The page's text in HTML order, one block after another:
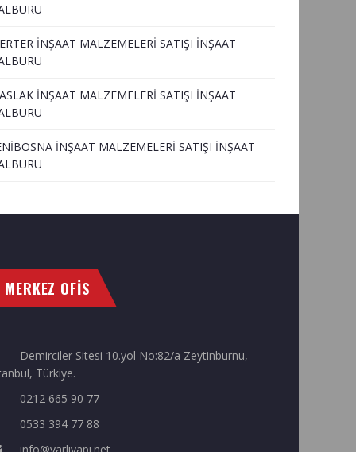
İNŞAAT MALZEMELERİ SATIŞI İNŞAAT
İNŞAAT MALZEMELERİ SATIŞI İNŞAAT
İNŞAAT MALZEMELERİ SATIŞI İNŞAAT
MERKEZ OFİS
Demirciler Sitesi 10.yol No:82/a Zeytinburnu,
Türkiye.
0212 665 90 77
0533 394 77 88